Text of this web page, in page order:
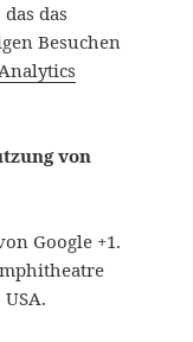
das
Besuchen
von
Google +1.